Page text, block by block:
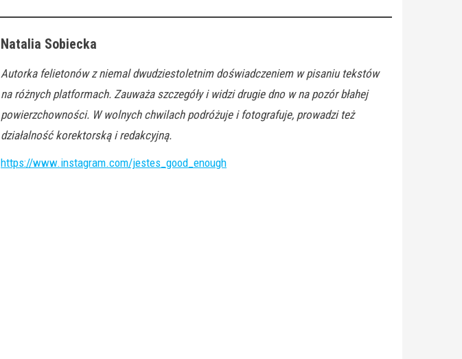
Natalia Sobiecka
Autorka felietonów z niemal dwudziestoletnim doświadczeniem w pisaniu tekstów
na różnych platformach. Zauważa szczegóły i widzi drugie dno w na pozór błahej
powierzchowności. W wolnych chwilach podróżuje i fotografuje, prowadzi też
działalność korektorską i redakcyjną.
https://www.instagram.com/jestes_good_enough